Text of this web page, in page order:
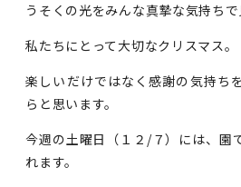
うそくの光をみんな真摯な気持ちで
私たちにとって大切なクリスマス。
楽しいだけではなく感謝の気持ち
らと思います。
今週の土曜日（１２/７）には、園
れます。